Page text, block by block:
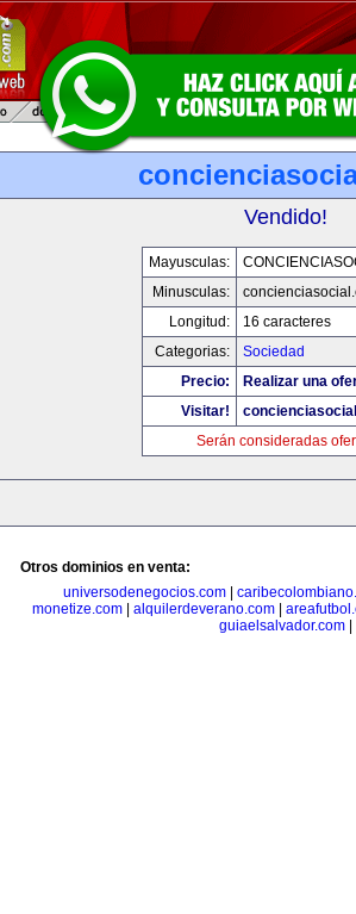
Vendido!
Mayusculas:
Minusculas:
Longitud:
16 caracteres
Categorias:
Sociedad
Precio:
Realizar una
Visitar!
Serán consideradas
Otros dominios en venta:
universodenegocios.com|
monetize.com| alquilerdeverano.com|
guiaelsalvador.com